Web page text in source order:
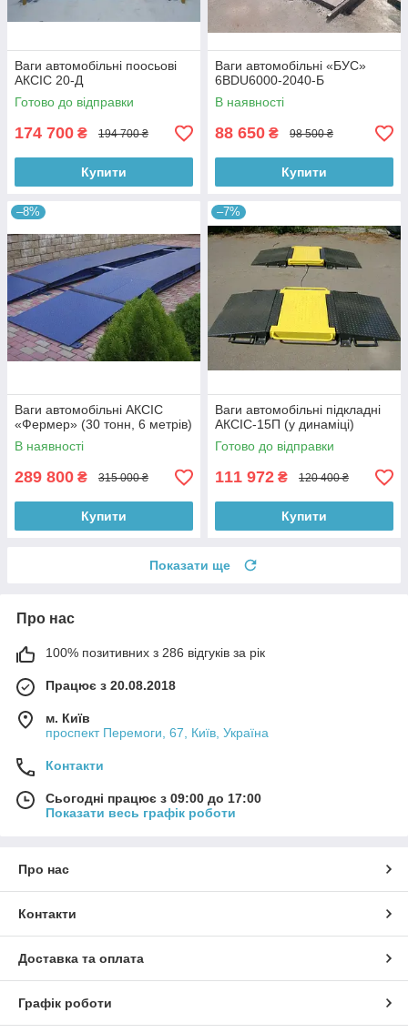
Ваги автомобільні поосьові
АКСІС 20-Д
Готово до відправки
174 700 ₴ 194 700 ₴
Купити
Ваги автомобільні «БУС»
6BDU6000-2040-Б
В наявності
88 650 ₴ 98 500 ₴
Купити
–8%
Ваги автомобільні АКСІС
«Фермер» (30 тонн, 6 метрів)
В наявності
289 800 ₴ 315 000 ₴
Купити
–7%
Ваги автомобільні підкладні
АКСІС-15П (у динаміці)
Готово до відправки
111 972 ₴ 120 400 ₴
Купити
Показати ще
Про нас
100% позитивних з 286 відгуків за рік
Працює з 20.08.2018
м. Київ
проспект Перемоги, 67, Київ, Україна
Контакти
Сьогодні працює з 09:00 до 17:00
Показати весь графік роботи
Про нас
Контакти
Доставка та оплата
Графік роботи